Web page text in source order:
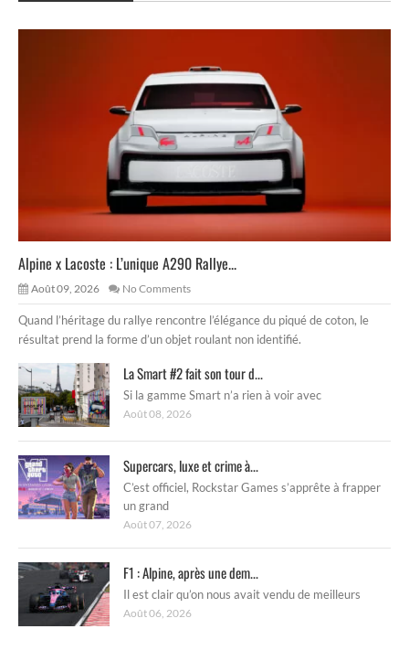
Alpine x Lacoste : L’unique A290 Rallye...
Août 09, 2026 No Comments
Quand l’héritage du rallye rencontre l’élégance du piqué de coton, le
résultat prend la forme d’un objet roulant non identifié.
La Smart #2 fait son tour d...
Si la gamme Smart n’a rien à voir avec
Août 08, 2026
Supercars, luxe et crime à...
C’est officiel, Rockstar Games s’apprête à frapper
un grand
Août 07, 2026
F1 : Alpine, après une dem...
Il est clair qu’on nous avait vendu de meilleurs
Août 06, 2026